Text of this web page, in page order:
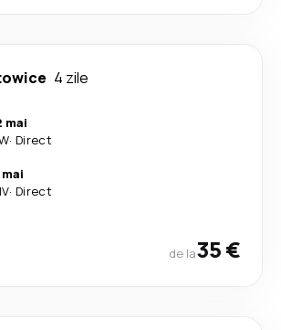
4 zile
mai
· Direct
· Direct
de la35 €